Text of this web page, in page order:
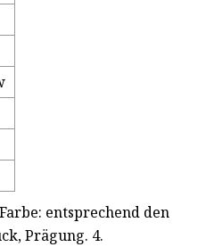
entsprechend den
Prägung. 4.